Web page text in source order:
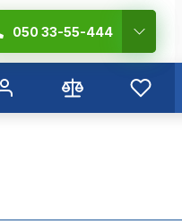
050 33-55-444